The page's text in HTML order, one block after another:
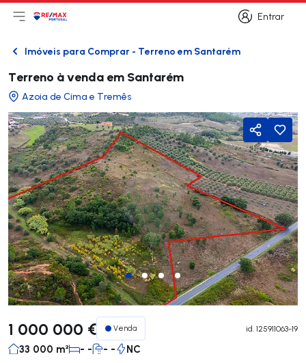
Entrar
Entrar
Abri menu principal
LogoIr para página inicial
VoltarImóveis para Comprar - Terreno em Santarém
Terreno à venda em Santarém
Azoia de Cima e Tremês
Partilhar
1 000 000 € Venda id. 125911063-19
33 000 m² - - - - NC